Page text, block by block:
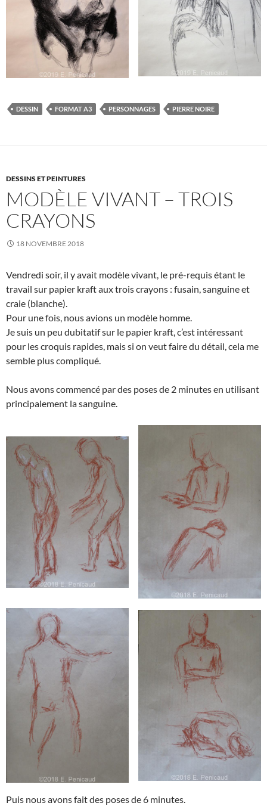
DESSIN FORMAT A3 PERSONNAGES PIERRE NOIRE
DESSINS ET PEINTURES
MODÈLE VIVANT – TROIS
CRAYONS
18 NOVEMBRE 2018
Vendredi soir, il y avait modèle vivant, le pré-requis étant le
travail sur papier kraft aux trois crayons : fusain, sanguine et
craie (blanche).
Pour une fois, nous avions un modèle homme.
Je suis un peu dubitatif sur le papier kraft, c’est intéressant
pour les croquis rapides, mais si on veut faire du détail, cela me
semble plus compliqué.
Nous avons commencé par des poses de 2 minutes en utilisant
principalement la sanguine.
Puis nous avons fait des poses de 6 minutes.